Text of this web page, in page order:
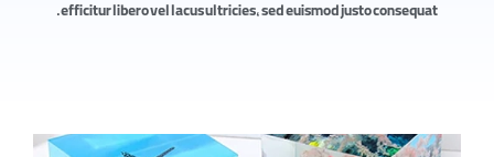
efficitur libero vel lacus ultricies, sed euismod justo consequat.